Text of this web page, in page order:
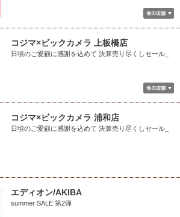
コジマ×ビックカメラ 上板橋店
日頃のご愛顧に感謝を込めて 決算売り尽くしセール_
コジマ×ビックカメラ 浦和店
日頃のご愛顧に感謝を込めて 決算売り尽くしセール_
エディオン/AKIBA
summer SALE 第2弾